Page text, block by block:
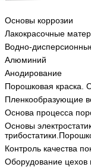
Основы коррозии
Лакокрасочные
Водно-
Алюминий
Анодирование
Порошковая краска.
Пленкообразующие
Основа процесса
Основы
Контроль качества
Оборудование цехов